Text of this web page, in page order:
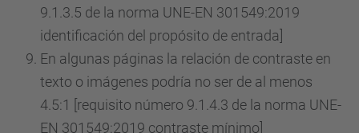
9.1.3.5 de la norma UNE-EN 301549:2019
identificación del propósito de entrada]
En algunas páginas la relación de contraste en
texto o imágenes podría no ser de al menos
4.5:1 [requisito número 9.1.4.3 de la norma UNE-
EN 301549:2019 contraste mínimo]